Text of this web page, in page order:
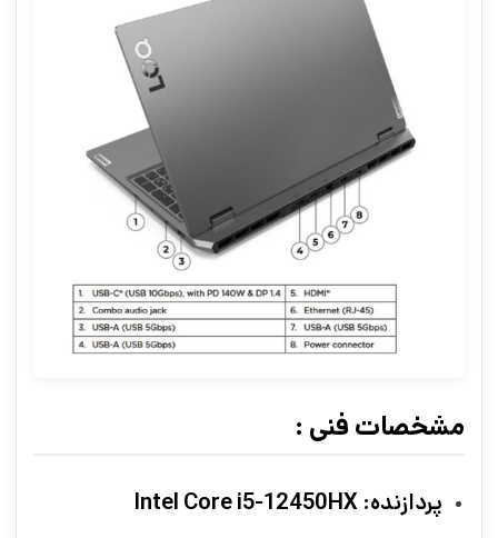
مشخصات فنی :
پردازنده: Intel Core i5-12450HX